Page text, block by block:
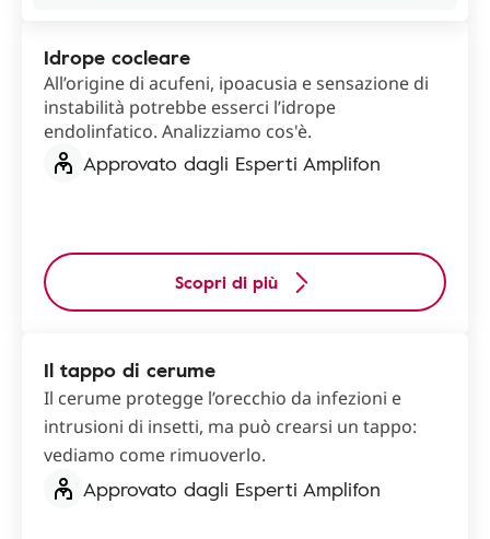
Idrope cocleare
All’origine di acufeni, ipoacusia e sensazione di
instabilità potrebbe esserci l’idrope
endolinfatico. Analizziamo cos'è.
Approvato dagli Esperti Amplifon
Scopri di più
Il tappo di cerume
Il cerume protegge l’orecchio da infezioni e
intrusioni di insetti, ma può crearsi un tappo:
vediamo come rimuoverlo.
Approvato dagli Esperti Amplifon